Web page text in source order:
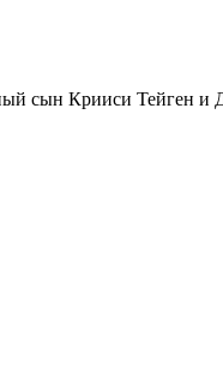
сын Крииси Тейген и